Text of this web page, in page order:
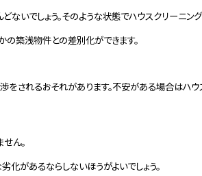
いでしょう。そのような状態でハウスクリーニン
の築浅物件との差別化ができます。
されるおそれがあります。不安がある場合はハウ
ん。
があるならしないほうがよいでしょう。